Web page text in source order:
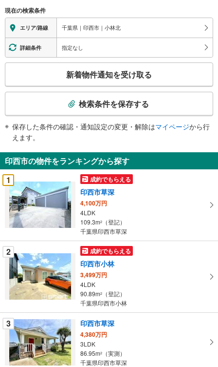
現在の検索条件
エリア/路線 千葉県｜印西市｜小林北
詳細条件 指定なし
検
知
を
受
け
取
る
・
条
件
を
マ
イ
ペ
ー
に
保
す
る
新着物件通知を受け取る
検索条件を保存する
保存した条件の確認・通知設定の変更・解除はマイページから行
えます。
印西市の物件をランキングから探す
1
成約でもらえる
印西市草深
4,100万円
4LDK
109.3m2
（登記）
千葉県印西市草深
2 成約でもらえる
印西市小林
3,499万円
4LDK
90.89m2
（登記）
千葉県印西市小林
3 印西市草深
4,380万円
3LDK
86.95m2
（実測）
千葉県印西市草深